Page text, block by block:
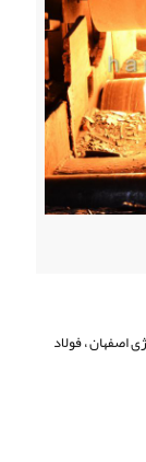
اصفهان ، فولاد